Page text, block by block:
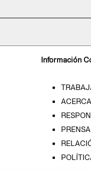
Información
PRENSA